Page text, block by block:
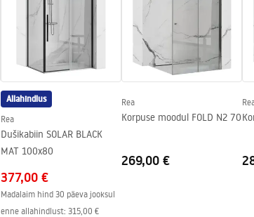
24 kuud
Allahindlus
Rea
Dušikabiin SOLAR BLACK
MAT 100x80
377,00 €
Madalaim hind 30 päeva jooksul
enne allahindlust: 315,00 €
Rea
Korpuse moodul FOLD N2 70
269,00 €